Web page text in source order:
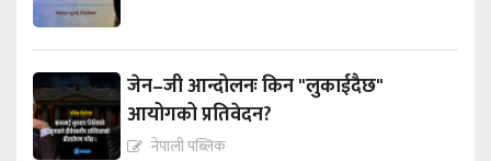
जेन–जी आन्दोलनः किन "लुकाईदैछ"
आयोगको प्रतिवेदन?
नेपाली पब्लिक